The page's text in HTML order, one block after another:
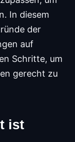
In diesem
der
auf
Schritte, um
gerecht zu
ist